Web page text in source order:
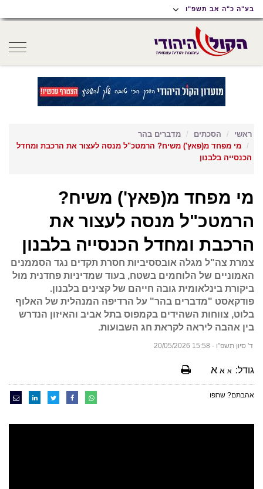
תפריט
נגישות
תפריט
ראשי
תוכן
ראשי
בע"ה כ"ה אב תשפ"ו
ראשי הסכתים
מדברים בהר
מי מפחד מ(פאץ') משיח? הרמטכ"ל מנסה לעצור את הרכבת ומחדל
הכנסייה בלבנון
מי מפחד מ(פאץ') משיח?
הרמטכ"ל מנסה לעצור את
הרכבת ומחדל הכנסייה בלבנון
צמרת צה"ל מגלה אובססיביות חסרת תקדים נגד הסממנים
האמוניים של הלוחמים בשטח, בעוד שמדיניות פחדנית מול
ביקורת בינלאומית גובה חייהם של קצינים בלבנון.
פודקאסט "מדברים בהר" על הרדיפה המנהלית של האלוף
בלוט, צווחות השהידים בקמפוס בתל אביב והאיזון הנדרש
בין אהבה ליראה לקראת חג השבועות.
ד' סיון תשפ"ו - 15:58 20/05/2026
גודל: א א א
אהבתם? שתפו